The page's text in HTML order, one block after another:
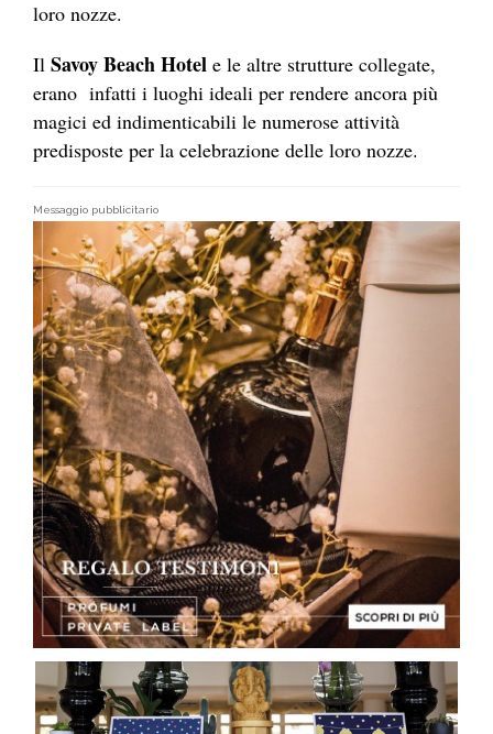
loro nozze.
Il Savoy Beach Hotel e le altre strutture collegate,
erano infatti i luoghi ideali per rendere ancora più
magici ed indimenticabili le numerose attività
predisposte per la celebrazione delle loro nozze.
Messaggio pubblicitario